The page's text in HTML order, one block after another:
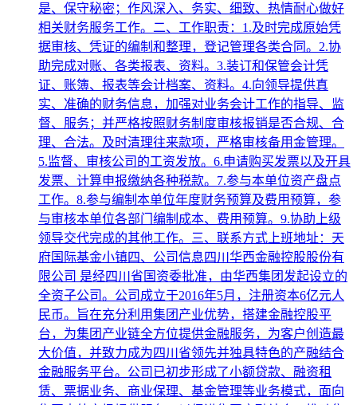
是、保守秘密；作风深入、务实、细致、热情耐心做好
相关财务服务工作。二、工作职责：1.及时完成原始凭
据审核、凭证的编制和整理，登记管理各类合同。2.协
助完成对账、各类报表、资料。3.装订和保管会计凭
证、账簿、报表等会计档案、资料。4.向领导提供真
实、准确的财务信息，加强对业务会计工作的指导、监
督、服务；并严格按照财务制度审核报销是否合规、合
理、合法。及时清理往来款项，严格审核备用金管理。
5.监督、审核公司的工资发放。6.申请购买发票以及开具
发票、计算申报缴纳各种税款。7.参与本单位资产盘点
工作。8.参与编制本单位年度财务预算及费用预算，参
与审核本单位各部门编制成本、费用预算。9.协助上级
领导交代完成的其他工作。三、联系方式上班地址：天
府国际基金小镇四、公司信息四川华西金融控股股份有
限公司 是经四川省国资委批准，由华西集团发起设立的
全资子公司。公司成立于2016年5月，注册资本6亿元人
民币。旨在充分利用集团产业优势，搭建金融控股平
台，为集团产业链全方位提供金融服务，为客户创造最
大价值，并致力成为四川省领先并独具特色的产融结合
金融服务平台。公司已初步形成了小额贷款、融资租
赁、票据业务、商业保理、基金管理等业务模式，面向